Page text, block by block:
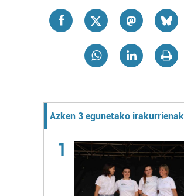
Azken 3 egunetako irakurrienak
1